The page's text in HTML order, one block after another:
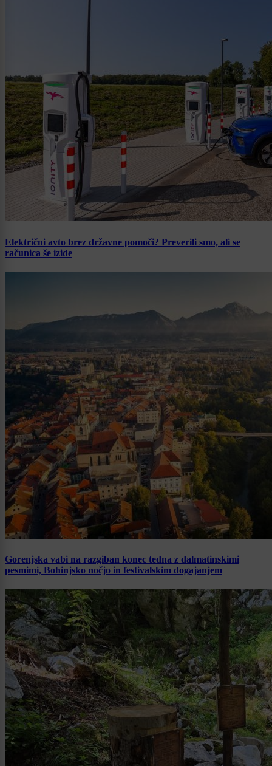
Električni avto brez državne pomoči? Preverili smo, ali se
računica še izide
Gorenjska vabi na razgiban konec tedna z dalmatinskimi
pesmimi, Bohinjsko nočjo in festivalskim dogajanjem